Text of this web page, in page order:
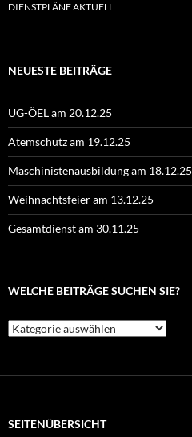
DIENSTPLÄNE AKTUELL
NEUESTE BEITRÄGE
UG-ÖEL am 20.12.25
Atemschutz am 19.12.25
Maschinistenausbildung am 18.12.25
Weihnachtsfeier am 13.12.25
Gesamtdienst am 30.11.25
WELCHE BEITRÄGE SUCHEN SIE?
Welche
Beiträge
SEITENÜBERSICHT